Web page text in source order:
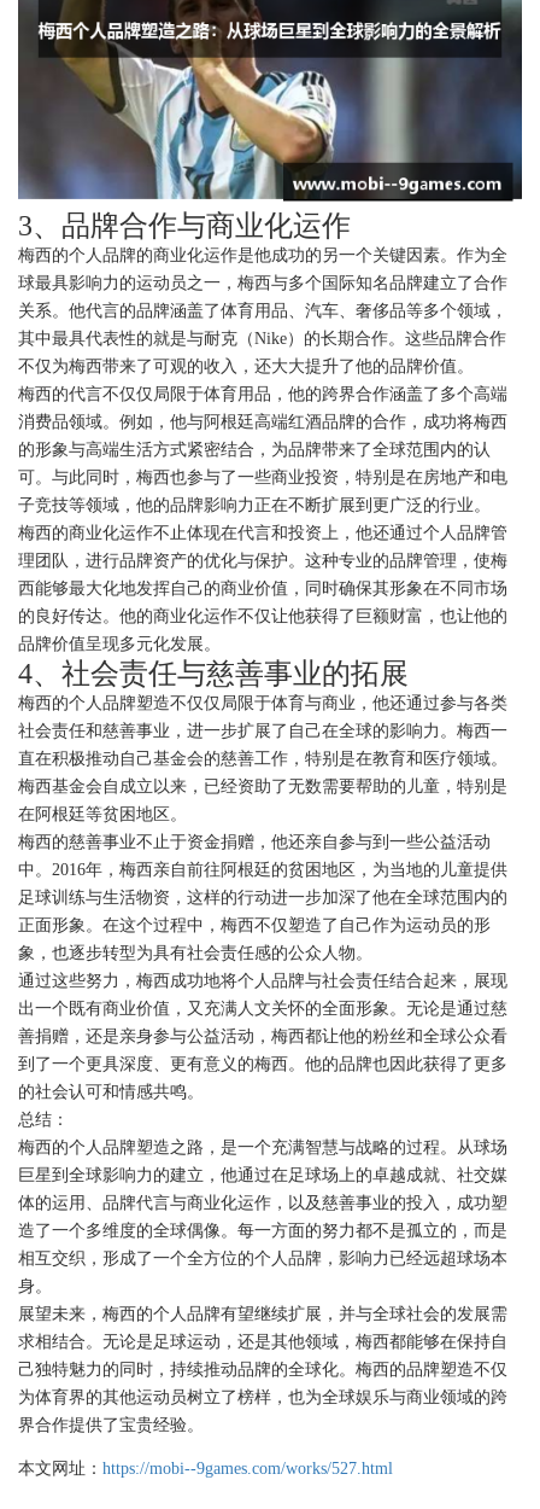
3、品牌合作与商业化运作
梅西的个人品牌的商业化运作是他成功的另一个关键因素。作为全
球最具影响力的运动员之一，梅西与多个国际知名品牌建立了合作
关系。他代言的品牌涵盖了体育用品、汽车、奢侈品等多个领域，
其中最具代表性的就是与耐克（Nike）的长期合作。这些品牌合作
不仅为梅西带来了可观的收入，还大大提升了他的品牌价值。
梅西的代言不仅仅局限于体育用品，他的跨界合作涵盖了多个高端
消费品领域。例如，他与阿根廷高端红酒品牌的合作，成功将梅西
的形象与高端生活方式紧密结合，为品牌带来了全球范围内的认
可。与此同时，梅西也参与了一些商业投资，特别是在房地产和电
子竞技等领域，他的品牌影响力正在不断扩展到更广泛的行业。
梅西的商业化运作不止体现在代言和投资上，他还通过个人品牌管
理团队，进行品牌资产的优化与保护。这种专业的品牌管理，使梅
西能够最大化地发挥自己的商业价值，同时确保其形象在不同市场
的良好传达。他的商业化运作不仅让他获得了巨额财富，也让他的
品牌价值呈现多元化发展。
4、社会责任与慈善事业的拓展
梅西的个人品牌塑造不仅仅局限于体育与商业，他还通过参与各类
社会责任和慈善事业，进一步扩展了自己在全球的影响力。梅西一
直在积极推动自己基金会的慈善工作，特别是在教育和医疗领域。
梅西基金会自成立以来，已经资助了无数需要帮助的儿童，特别是
在阿根廷等贫困地区。
梅西的慈善事业不止于资金捐赠，他还亲自参与到一些公益活动
中。2016年，梅西亲自前往阿根廷的贫困地区，为当地的儿童提供
足球训练与生活物资，这样的行动进一步加深了他在全球范围内的
正面形象。在这个过程中，梅西不仅塑造了自己作为运动员的形
象，也逐步转型为具有社会责任感的公众人物。
通过这些努力，梅西成功地将个人品牌与社会责任结合起来，展现
出一个既有商业价值，又充满人文关怀的全面形象。无论是通过慈
善捐赠，还是亲身参与公益活动，梅西都让他的粉丝和全球公众看
到了一个更具深度、更有意义的梅西。他的品牌也因此获得了更多
的社会认可和情感共鸣。
总结：
梅西的个人品牌塑造之路，是一个充满智慧与战略的过程。从球场
巨星到全球影响力的建立，他通过在足球场上的卓越成就、社交媒
体的运用、品牌代言与商业化运作，以及慈善事业的投入，成功塑
造了一个多维度的全球偶像。每一方面的努力都不是孤立的，而是
相互交织，形成了一个全方位的个人品牌，影响力已经远超球场本
身。
展望未来，梅西的个人品牌有望继续扩展，并与全球社会的发展需
求相结合。无论是足球运动，还是其他领域，梅西都能够在保持自
己独特魅力的同时，持续推动品牌的全球化。梅西的品牌塑造不仅
为体育界的其他运动员树立了榜样，也为全球娱乐与商业领域的跨
界合作提供了宝贵经验。
本文网址： https://mobi--9games.com/works/527.html